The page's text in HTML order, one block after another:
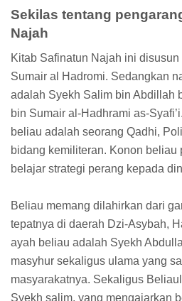
Sekilas tentang
Najah
Kitab Safinatun Najah ini
Sumair al Hadromi. Sedangkan
adalah Syekh Salim bin Abdillah
bin Sumair al-Hadhrami as-
beliau adalah seorang Qadhi,
bidang kemiliteran. Konon beliau
belajar strategi perang kepada
Beliau memang dilahirkan dari
tepatnya di daerah Dzi-Asybah,
ayah beliau adalah Syekh
masyhur sekaligus ulama yang
masyarakatnya. Sekaligus
Syekh salim, yang mengajarkan